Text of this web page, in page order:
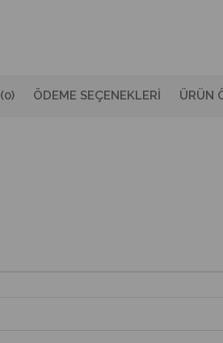
(0) ÖDEME SEÇENEKLERI ÜRÜN